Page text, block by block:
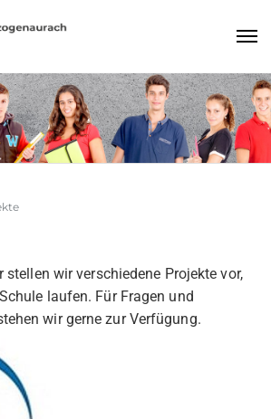
stellen wir verschiedene Projekte vor,
laufen. Für Fragen und
wir gerne zur Verfügung.